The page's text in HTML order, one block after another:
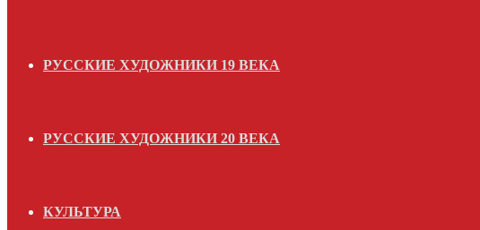
РУССКИЕ ХУДОЖНИКИ 19 ВЕКА
РУССКИЕ ХУДОЖНИКИ 20 ВЕКА
КУЛЬТУРА